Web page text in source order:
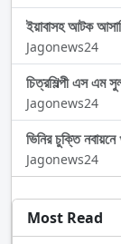
ইয়াবাসহ আটক
Jagonews24
চিত্রশিল্পী এস এম
Jagonews24
ভিনির চুক্তি নবায়নে
Jagonews24
Most Read